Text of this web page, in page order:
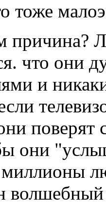
тоже
причина?
что они
и
поверят
они
волшебный